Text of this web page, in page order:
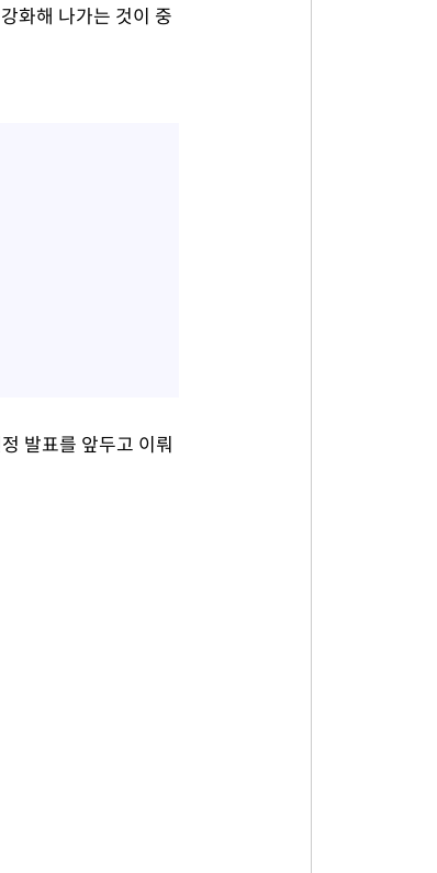
화해 나가는 것이 중
발표를 앞두고 이뤄